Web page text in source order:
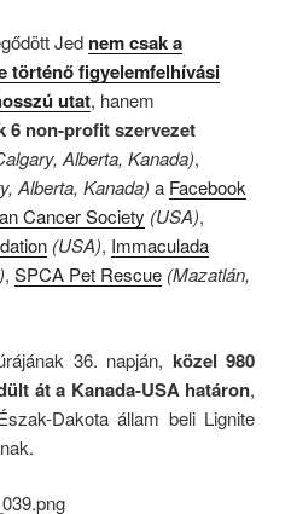
Jed nem csak a
történő figyelemfelhívási
utat, hanem
6 non-profit szervezet
Alberta, Kanada),
Alberta, Kanada) a Facebook
Cancer Society (USA),
(USA), Immaculada
, SPCA Pet Rescue (Mazatlán,
36. napján, közel 980
át a Kanada-USA határon,
Dakota állam beli Lignite